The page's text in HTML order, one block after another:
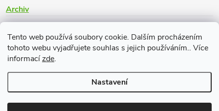
Tento web používá soubory cookie. Dalším procházením
tohoto webu vyjadřujete souhlas s jejich používáním.. Více
informacízde.
Nastavení
Archiv
Copyright 2026Grow.cz. Všechna práva vyhrazena.